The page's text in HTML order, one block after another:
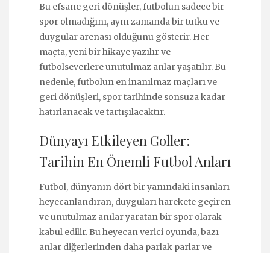
Bu efsane geri dönüşler, futbolun sadece bir
spor olmadığını, aynı zamanda bir tutku ve
duygular arenası olduğunu gösterir. Her
maçta, yeni bir hikaye yazılır ve
futbolseverlere unutulmaz anlar yaşatılır. Bu
nedenle, futbolun en inanılmaz maçları ve
geri dönüşleri, spor tarihinde sonsuza kadar
hatırlanacak ve tartışılacaktır.
Dünyayı Etkileyen Goller:
Tarihin En Önemli Futbol Anları
Futbol, dünyanın dört bir yanındaki insanları
heyecanlandıran, duyguları harekete geçiren
ve unutulmaz anılar yaratan bir spor olarak
kabul edilir. Bu heyecan verici oyunda, bazı
anlar diğerlerinden daha parlak parlar ve